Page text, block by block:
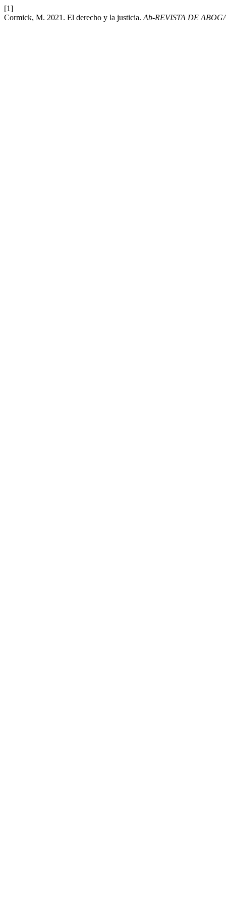
[1]
Cormick, M. 2021. El derecho y la justicia. Ab-REVISTA DE